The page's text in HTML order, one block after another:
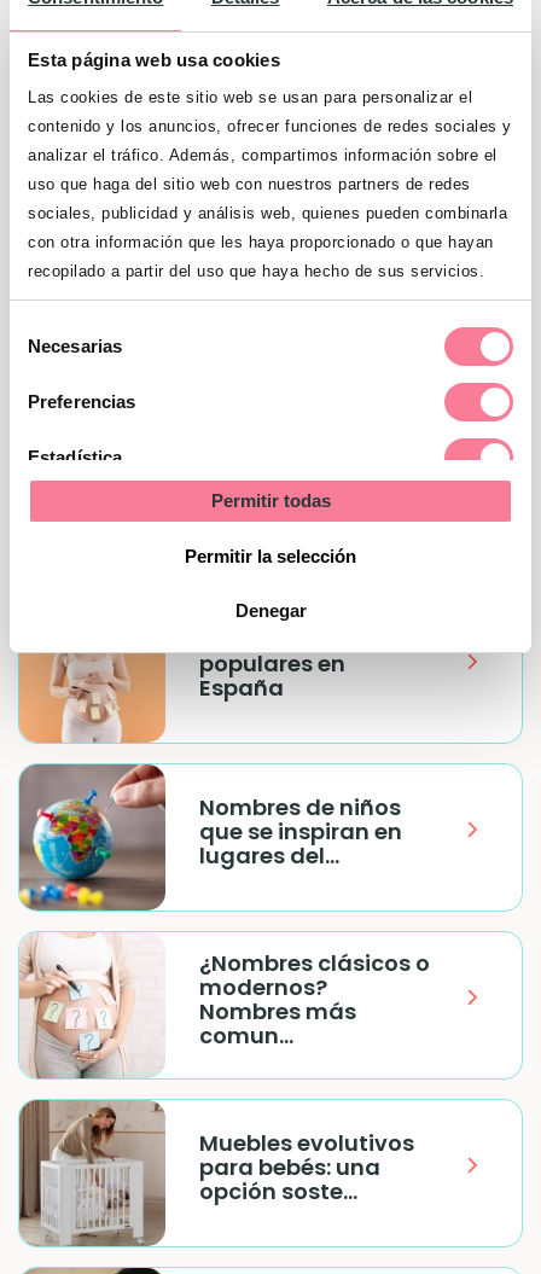
Esta página web usa cookies
Las cookies de este sitio web se usan para personalizar el
contenido y los anuncios, ofrecer funciones de redes sociales y
analizar el tráfico. Además, compartimos información sobre el
uso que haga del sitio web con nuestros partners de redes
sociales, publicidad y análisis web, quienes pueden combinarla
con otra información que les haya proporcionado o que hayan
recopilado a partir del uso que haya hecho de sus servicios.
Necesarias
Preferencias
Estadística
Permitir todas
Permitir la selección
Denegar
Origen
nombre
Empieza
con
la
letra
Termina
con
la
letra
Buscar nombre
También te puede interesar
Vocabulario de
utensilios del bebé
populares en
España
Nombres de niños
que se inspiran en
lugares del...
¿Nombres clásicos o
modernos?
Nombres más
comun...
Muebles evolutivos
para bebés: una
opción soste...